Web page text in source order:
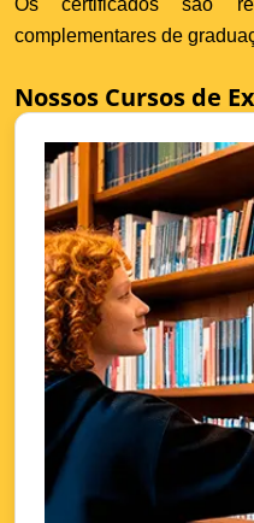
Os certificados são
complementares de
Nossos Cursos de